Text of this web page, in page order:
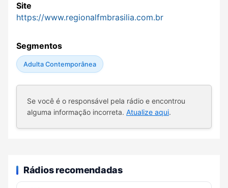
Site
https://www.regionalfmbrasilia.com.br
Segmentos
Adulta Contemporânea
Se você é o responsável pela rádio e encontrou
alguma informação incorreta. Atualize aqui.
Rádios recomendadas